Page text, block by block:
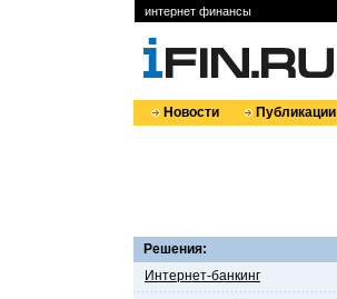
интернет финансы
Новости Публикации
Решения:
Интернет-банкинг